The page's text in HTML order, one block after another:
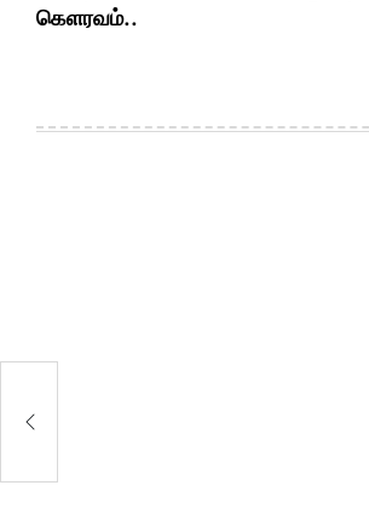
கௌரவம்..